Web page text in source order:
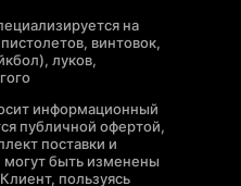
на
винтовок,
луков,
информационный
публичной офертой,
поставки и
могут быть изменены
пользуясь